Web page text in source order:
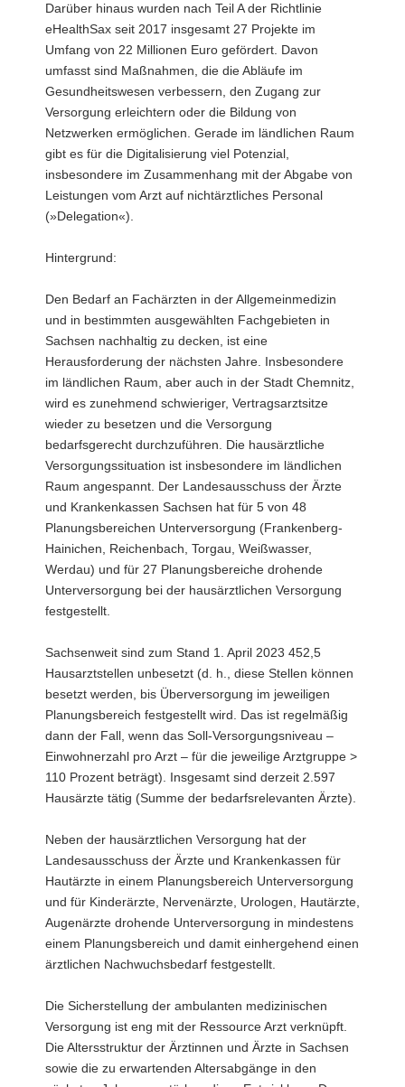
Darüber hinaus wurden nach Teil A der Richtlinie
eHealthSax seit 2017 insgesamt 27 Projekte im
Umfang von 22 Millionen Euro gefördert. Davon
umfasst sind Maßnahmen, die die Abläufe im
Gesundheitswesen verbessern, den Zugang zur
Versorgung erleichtern oder die Bildung von
Netzwerken ermöglichen. Gerade im ländlichen Raum
gibt es für die Digitalisierung viel Potenzial,
insbesondere im Zusammenhang mit der Abgabe von
Leistungen vom Arzt auf nichtärztliches Personal
(»Delegation«).
Hintergrund:
Den Bedarf an Fachärzten in der Allgemeinmedizin
und in bestimmten ausgewählten Fachgebieten in
Sachsen nachhaltig zu decken, ist eine
Herausforderung der nächsten Jahre. Insbesondere
im ländlichen Raum, aber auch in der Stadt Chemnitz,
wird es zunehmend schwieriger, Vertragsarztsitze
wieder zu besetzen und die Versorgung
bedarfsgerecht durchzuführen. Die hausärztliche
Versorgungssituation ist insbesondere im ländlichen
Raum angespannt. Der Landesausschuss der Ärzte
und Krankenkassen Sachsen hat für 5 von 48
Planungsbereichen Unterversorgung (Frankenberg-
Hainichen, Reichenbach, Torgau, Weißwasser,
Werdau) und für 27 Planungsbereiche drohende
Unterversorgung bei der hausärztlichen Versorgung
festgestellt.
Sachsenweit sind zum Stand 1. April 2023 452,5
Hausarztstellen unbesetzt (d. h., diese Stellen können
besetzt werden, bis Überversorgung im jeweiligen
Planungsbereich festgestellt wird. Das ist regelmäßig
dann der Fall, wenn das Soll-Versorgungsniveau –
Einwohnerzahl pro Arzt – für die jeweilige Arztgruppe >
110 Prozent beträgt). Insgesamt sind derzeit 2.597
Hausärzte tätig (Summe der bedarfsrelevanten Ärzte).
Neben der hausärztlichen Versorgung hat der
Landesausschuss der Ärzte und Krankenkassen für
Hautärzte in einem Planungsbereich Unterversorgung
und für Kinderärzte, Nervenärzte, Urologen, Hautärzte,
Augenärzte drohende Unterversorgung in mindestens
einem Planungsbereich und damit einhergehend einen
ärztlichen Nachwuchsbedarf festgestellt.
Die Sicherstellung der ambulanten medizinischen
Versorgung ist eng mit der Ressource Arzt verknüpft.
Die Altersstruktur der Ärztinnen und Ärzte in Sachsen
sowie die zu erwartenden Altersabgänge in den